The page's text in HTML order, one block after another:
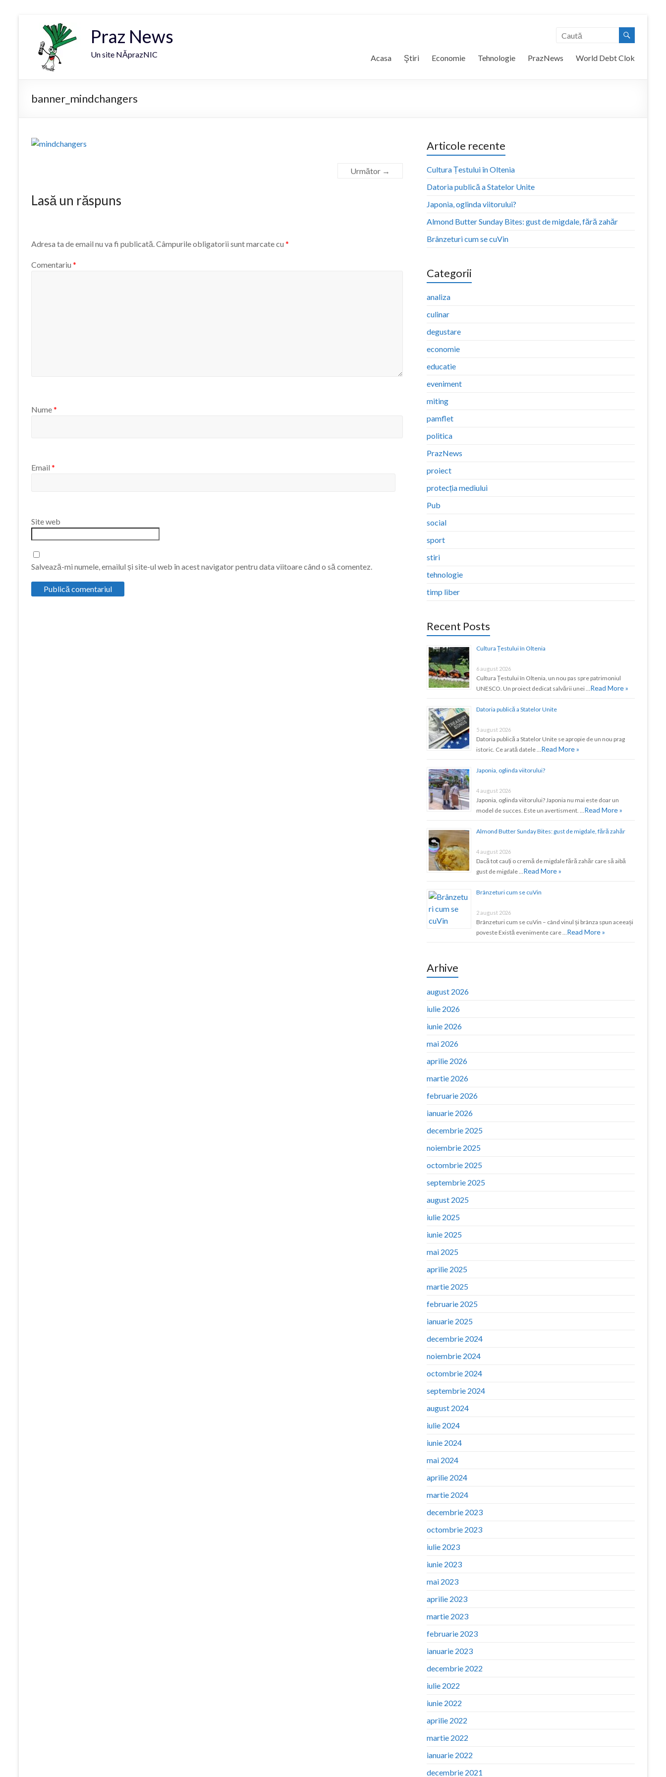
Praz News
Un site NĂprazNIC Acasa Ştiri Economie Tehnologie PrazNews World Debt Clok
banner_mindchangers
Următor →
Lasă un răspuns
Adresa ta de email nu va fi publicată.Câmpurile obligatorii sunt marcate cu *
Comentariu *
Nume*
Email *
Site web
Salvează-mi numele, emailul și site-ul web în acest navigator pentru data viitoare când o să comentez.
Articole recente
Cultura Țestului în Oltenia
Datoria publică a Statelor Unite
Japonia, oglinda viitorului?
Almond Butter Sunday Bites: gust de migdale, fără zahăr
Brânzeturi cum se cuVin
Categorii
analiza
culinar
degustare
economie
educatie
eveniment
miting
pamflet
politica
PrazNews
proiect
protecția mediului
Pub
social
sport
stiri
tehnologie
timp liber
Recent Posts
Cultura Țestului în Oltenia
6 august 2026
Cultura Țestului în Oltenia, un nou pas spre patrimoniul
UNESCO. Un proiect dedicat salvării unei …Read More »
Datoria publică a Statelor Unite
5 august 2026
Datoria publică a Statelor Unite se apropie de un nou prag
istoric. Ce arată datele …Read More »
Japonia, oglinda viitorului?
4 august 2026
Japonia, oglinda viitorului? Japonia nu mai este doar un
model de succes. Este un avertisment. …Read More »
Almond Butter Sunday Bites: gust de migdale, fără zahăr
4 august 2026
Dacă tot cauți o cremă de migdale fără zahăr care să aibă
gust de migdale …Read More »
Brânzeturi cum se cuVin
2 august 2026
Brânzeturi cum se cuVin – când vinul și brânza spun aceeași
poveste Există evenimente care …Read More »
Arhive
august 2026
iulie 2026
iunie 2026
mai 2026
aprilie 2026
martie 2026
februarie 2026
ianuarie 2026
decembrie 2025
noiembrie 2025
octombrie 2025
septembrie 2025
august 2025
iulie 2025
iunie 2025
mai 2025
aprilie 2025
martie 2025
februarie 2025
ianuarie 2025
decembrie 2024
noiembrie 2024
octombrie 2024
septembrie 2024
august 2024
iulie 2024
iunie 2024
mai 2024
aprilie 2024
martie 2024
decembrie 2023
octombrie 2023
iulie 2023
iunie 2023
mai 2023
aprilie 2023
martie 2023
februarie 2023
ianuarie 2023
decembrie 2022
iulie 2022
iunie 2022
aprilie 2022
martie 2022
ianuarie 2022
decembrie 2021